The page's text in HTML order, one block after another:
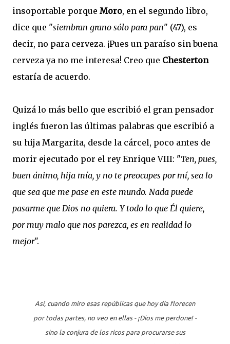
insoportable porque Moro, en el segundo libro,
dice que "siembran grano sólo para pan" (47), es
decir, no para cerveza. ¡Pues un paraíso sin buena
cerveza ya no me interesa! Creo que Chesterton
estaría de acuerdo.
Quizá lo más bello que escribió el gran pensador
inglés fueron las últimas palabras que escribió a
su hija Margarita, desde la cárcel, poco antes de
morir ejecutado por el rey Enrique VIII: "Ten, pues,
buen ánimo, hija mía, y no te preocupes por mí, sea lo
que sea que me pase en este mundo. Nada puede
pasarme que Dios no quiera. Y todo lo que Él quiere,
por muy malo que nos parezca, es en realidad lo
mejor".
Así, cuando miro esas repúblicas que hoy día florecen
por todas partes, no veo en ellas - ¡Dios me perdone! -
sino la conjura de los ricos para procurarse sus